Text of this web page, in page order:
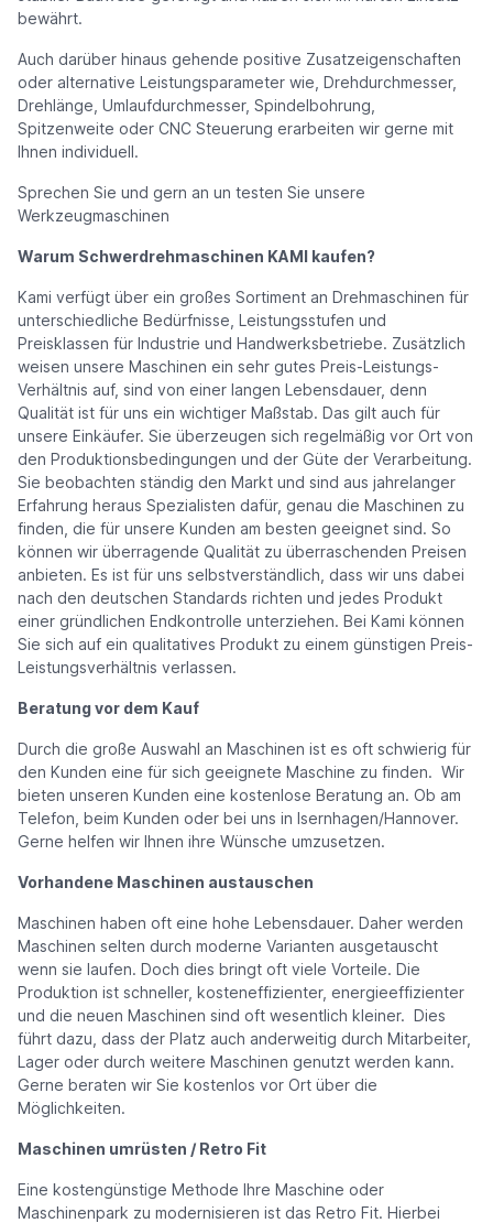
bewährt.
Auch darüber hinaus gehende positive Zusatzeigenschaften
oder alternative Leistungsparameter wie, Drehdurchmesser,
Drehlänge, Umlaufdurchmesser, Spindelbohrung,
Spitzenweite oder CNC Steuerung erarbeiten wir gerne mit
Ihnen individuell.
Sprechen Sie und gern an un testen Sie unsere
Werkzeugmaschinen
Warum Schwerdrehmaschinen KAMI kaufen?
Kami verfügt über ein großes Sortiment an Drehmaschinen für
unterschiedliche Bedürfnisse, Leistungsstufen und
Preisklassen für Industrie und Handwerksbetriebe. Zusätzlich
weisen unsere Maschinen ein sehr gutes Preis-Leistungs-
Verhältnis auf, sind von einer langen Lebensdauer, denn
Qualität ist für uns ein wichtiger Maßstab. Das gilt auch für
unsere Einkäufer. Sie überzeugen sich regelmäßig vor Ort von
den Produktionsbedingungen und der Güte der Verarbeitung.
Sie beobachten ständig den Markt und sind aus jahrelanger
Erfahrung heraus Spezialisten dafür, genau die Maschinen zu
finden, die für unsere Kunden am besten geeignet sind. So
können wir überragende Qualität zu überraschenden Preisen
anbieten. Es ist für uns selbstverständlich, dass wir uns dabei
nach den deutschen Standards richten und jedes Produkt
einer gründlichen Endkontrolle unterziehen. Bei Kami können
Sie sich auf ein qualitatives Produkt zu einem günstigen Preis-
Leistungsverhältnis verlassen.
Beratung vor dem Kauf
Durch die große Auswahl an Maschinen ist es oft schwierig für
den Kunden eine für sich geeignete Maschine zu finden. Wir
bieten unseren Kunden eine kostenlose Beratung an. Ob am
Telefon, beim Kunden oder bei uns in Isernhagen/Hannover.
Gerne helfen wir Ihnen ihre Wünsche umzusetzen.
Vorhandene Maschinen austauschen
Maschinen haben oft eine hohe Lebensdauer. Daher werden
Maschinen selten durch moderne Varianten ausgetauscht
wenn sie laufen. Doch dies bringt oft viele Vorteile. Die
Produktion ist schneller, kosteneffizienter, energieeffizienter
und die neuen Maschinen sind oft wesentlich kleiner. Dies
führt dazu, dass der Platz auch anderweitig durch Mitarbeiter,
Lager oder durch weitere Maschinen genutzt werden kann.
Gerne beraten wir Sie kostenlos vor Ort über die
Möglichkeiten.
Maschinen umrüsten / Retro Fit
Eine kostengünstige Methode Ihre Maschine oder
Maschinenpark zu modernisieren ist das Retro Fit. Hierbei